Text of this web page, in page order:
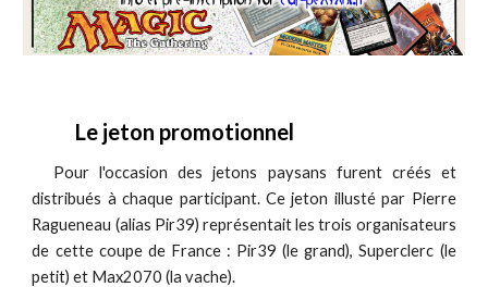
Le jeton promotionnel
Pour l'occasion des jetons paysans furent créés et
distribués à chaque participant. Ce jeton illusté par Pierre
Ragueneau (alias Pir39) représentait les trois organisateurs
de cette coupe de France : Pir39 (le grand), Superclerc (le
petit) et Max2070 (la vache).